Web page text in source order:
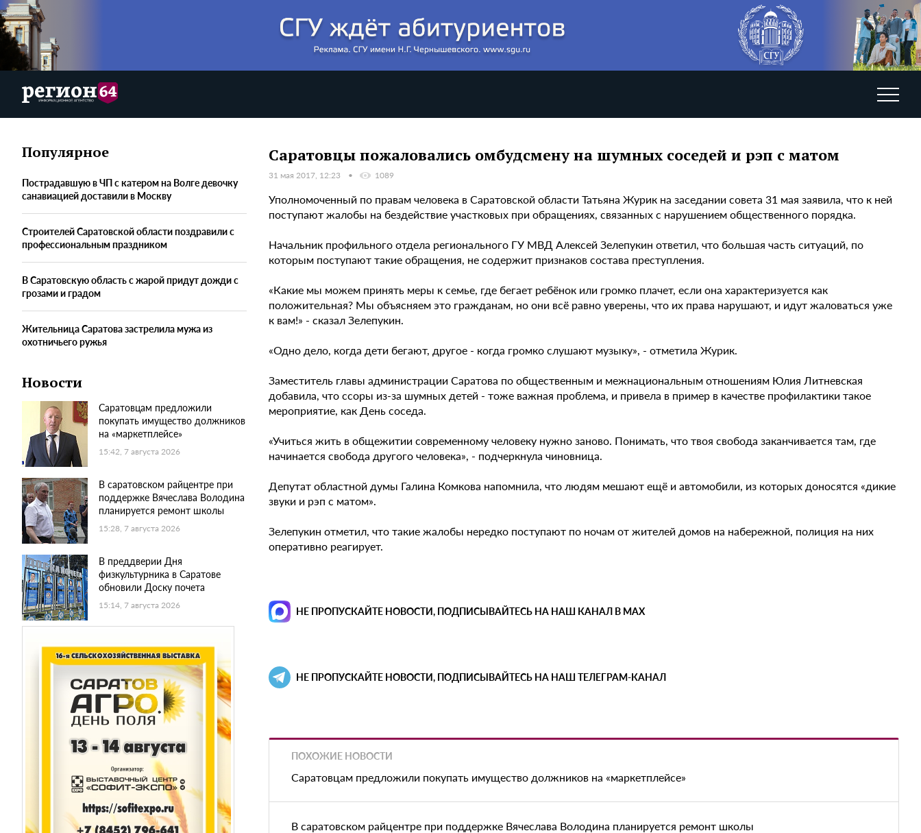
Популярное
Пострадавшую в ЧП с катером на Волге девочку
санавиацией доставили в Москву
Строителей Саратовской области поздравили с
профессиональным праздником
В Саратовскую область с жарой придут дожди с
грозами и градом
Жительница Саратова застрелила мужа из
охотничьего ружья
Новости
Саратовцам предложили
покупать имущество должников
на «маркетплейсе»
15:42, 7 августа 2026
В саратовском райцентре при
поддержке Вячеслава Володина
планируется ремонт школы
15:28, 7 августа 2026
В преддверии Дня
физкультурника в Саратове
обновили Доску почета
15:14, 7 августа 2026
Саратовцы пожаловались омбудсмену на шумных соседей и рэп с матом
31 мая 2017, 12:23 1089
Уполномоченный по правам человека в Саратовской области Татьяна Журик на заседании совета 31 мая заявила, что к ней
поступают жалобы на бездействие участковых при обращениях, связанных с нарушением общественного порядка.
Начальник профильного отдела регионального ГУ МВД Алексей Зелепукин ответил, что большая часть ситуаций, по
которым поступают такие обращения, не содержит признаков состава преступления.
«Какие мы можем принять меры к семье, где бегает ребёнок или громко плачет, если она характеризуется как
положительная? Мы объясняем это гражданам, но они всё равно уверены, что их права нарушают, и идут жаловаться уже
к вам!» - сказал Зелепукин.
«Одно дело, когда дети бегают, другое - когда громко слушают музыку», - отметила Журик.
Заместитель главы администрации Саратова по общественным и межнациональным отношениям Юлия Литневская
добавила, что ссоры из-за шумных детей - тоже важная проблема, и привела в пример в качестве профилактики такое
мероприятие, как День соседа.
«Учиться жить в общежитии современному человеку нужно заново. Понимать, что твоя свобода заканчивается там, где
начинается свобода другого человека», - подчеркнула чиновница.
Депутат областной думы Галина Комкова напомнила, что людям мешают ещё и автомобили, из которых доносятся «дикие
звуки и рэп с матом».
Зелепукин отметил, что такие жалобы нередко поступают по ночам от жителей домов на набережной, полиция на них
оперативно реагирует.
НЕ ПРОПУСКАЙТЕ НОВОСТИ, ПОДПИСЫВАЙТЕСЬ НА НАШ КАНАЛ В MAX
НЕ ПРОПУСКАЙТЕ НОВОСТИ, ПОДПИСЫВАЙТЕСЬ НА НАШ ТЕЛЕГРАМ-КАНАЛ
ПОХОЖИЕ НОВОСТИ
Саратовцам предложили покупать имущество должников на «маркетплейсе»
В саратовском райцентре при поддержке Вячеслава Володина планируется ремонт школы